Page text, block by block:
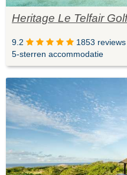
Heritage Le Telfair
9.2
1853 reviews
5-sterren accommodatie